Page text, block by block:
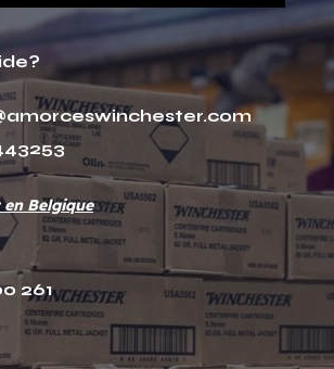
Belgique
261